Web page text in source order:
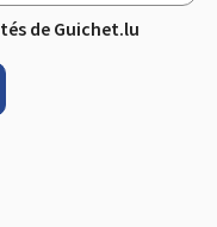
de Guichet.lu